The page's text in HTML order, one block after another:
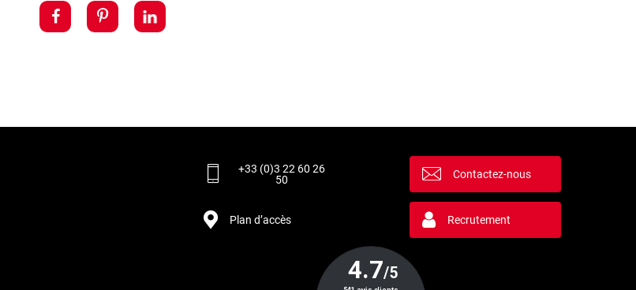
+33 (0)3 22 60 26
50
Contactez-nous
Plan d’accès Recrutement